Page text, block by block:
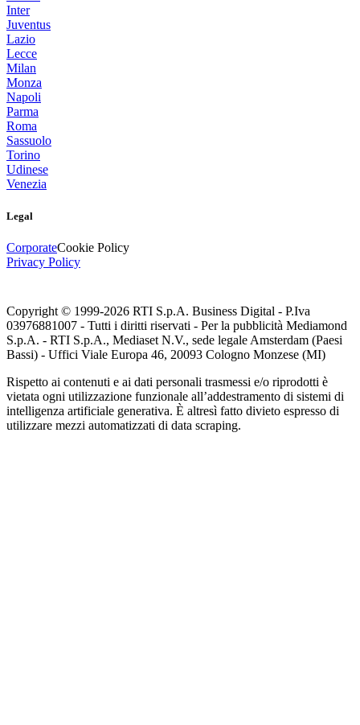
Inter
Juventus
Lazio
Lecce
Milan
Monza
Napoli
Parma
Roma
Sassuolo
Torino
Udinese
Venezia
Legal
CorporateCookie Policy
Privacy Policy
Copyright © 1999-2026 RTI S.p.A. Business Digital - P.Iva
03976881007 - Tutti i diritti riservati - Per la pubblicità Mediamond
S.p.A. - RTI S.p.A., Mediaset N.V., sede legale Amsterdam (Paesi
Bassi) - Uffici Viale Europa 46, 20093 Cologno Monzese (MI)
Rispetto ai contenuti e ai dati personali trasmessi e/o riprodotti è
vietata ogni utilizzazione funzionale all’addestramento di sistemi di
intelligenza artificiale generativa. È altresì fatto divieto espresso di
utilizzare mezzi automatizzati di data scraping.